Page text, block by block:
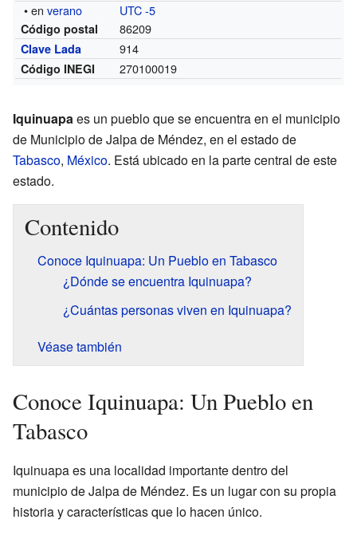
• enverano UTC -5
Código postal 86209
Clave Lada 914
Código INEGI 270100019
Iquinuapaes un pueblo que se encuentra en el municipio
de Municipio de Jalpa de Méndez, en el estado de
Tabasco, México. Está ubicado en la parte central de este
estado.
Contenido
Conoce Iquinuapa: Un Pueblo en Tabasco
¿Dónde se encuentra Iquinuapa?
¿Cuántas personas viven en Iquinuapa?
Véase también
Conoce Iquinuapa: Un Pueblo en
Tabasco
Iquinuapa es una localidad importante dentro del
municipio de Jalpa de Méndez. Es un lugar con su propia
historia y características que lo hacen único.